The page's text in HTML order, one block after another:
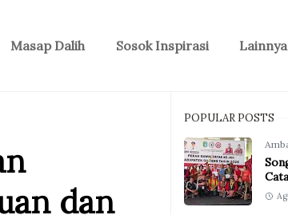
Masap Dalih Sosok Inspirasi Lainnya
dan
POPULAR POSTS